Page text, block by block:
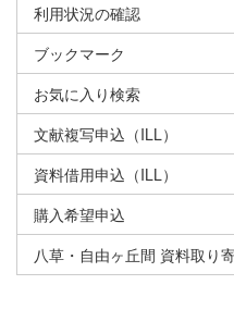
利用状況の確認
ブックマーク
お気に入り検索
文献複写申込（ILL）
資料借用申込（ILL）
購入希望申込
八草・自由ヶ丘間 資料取り